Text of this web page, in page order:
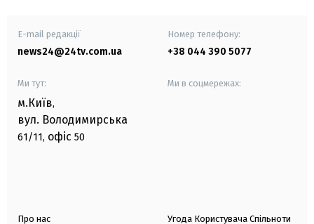
E-mail редакції
news24@24tv.com.ua
Номер телефону:
+38 044 390 5077
Ми тут:
м.Київ,
вул. Володимирська
61/11, офіс 50
Ми в соцмережах:
Про нас Угода Користувача Спільноти